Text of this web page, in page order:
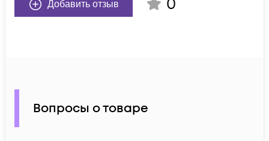
Добавить отзыв
Вопросы о товаре